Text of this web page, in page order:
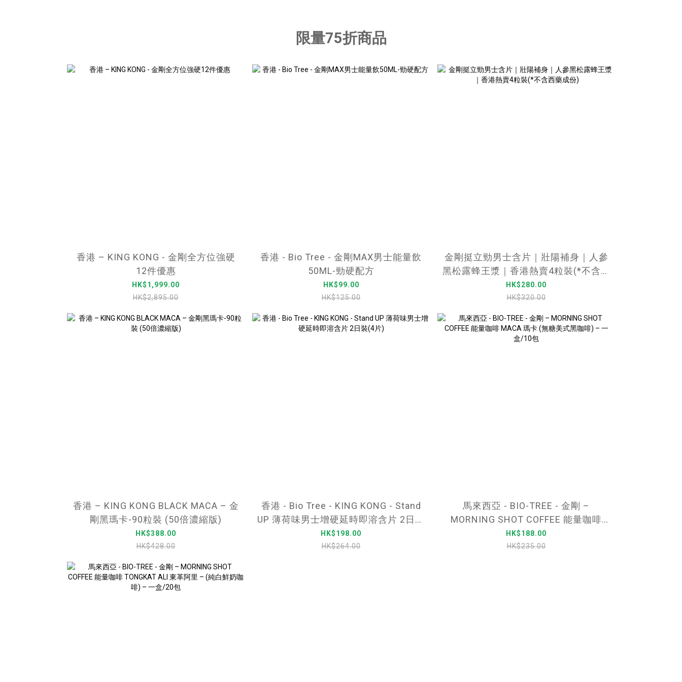
限量75折商品
香港 – KING KONG - 金剛全方位強硬
12件優惠
HK$1,999.00
HK$2,895.00
香港 - Bio Tree - 金剛MAX男士能量飲
50ML-勁硬配方
HK$99.00
HK$125.00
金剛挺立勁男士含片｜壯陽補身｜人參
黑松露蜂王漿｜香港熱賣4粒裝(*不含西
藥成份)
HK$280.00
HK$320.00
香港 – KING KONG BLACK MACA – 金
剛黑瑪卡-90粒裝 (50倍濃縮版)
HK$388.00
HK$428.00
香港 - Bio Tree - KING KONG - Stand
UP 薄荷味男士增硬延時即溶含片 2日裝
(4片)
HK$198.00
HK$264.00
馬來西亞 - BIO-TREE - 金剛 –
MORNING SHOT COFFEE 能量咖啡
MACA 瑪卡 (無糖美式黑咖啡) – 一
盒/10包
HK$188.00
HK$235.00